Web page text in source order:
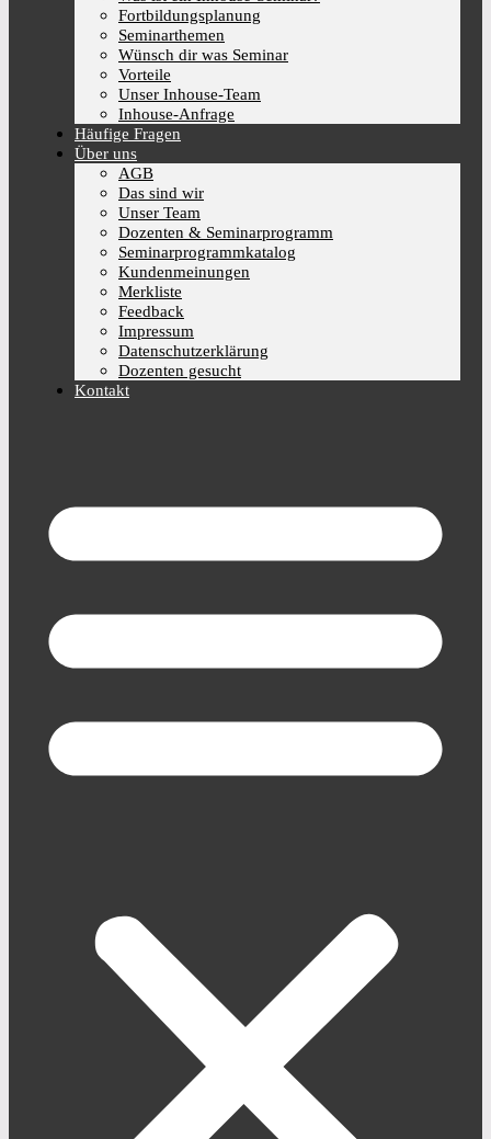
Fortbildungsplanung
Seminarthemen
Wünsch dir was Seminar
Vorteile
Unser Inhouse-Team
Inhouse-Anfrage
Häufige Fragen
Über uns
AGB
Das sind wir
Unser Team
Dozenten & Seminarprogramm
Seminarprogrammkatalog
Kundenmeinungen
Merkliste
Feedback
Impressum
Datenschutzerklärung
Dozenten gesucht
Kontakt